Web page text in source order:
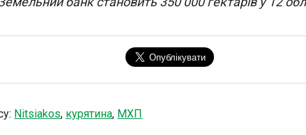
Nitsiakos, курятина, МХП